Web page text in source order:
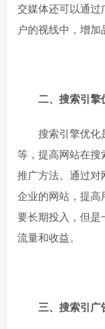
交媒体还可以通过
户的视线中，增加
二、搜索引擎
搜索引擎优化
等，提高网站在
推广方法。通过对
企业的网站，提
要长期投入，但
流量和收益。
三、搜索引广